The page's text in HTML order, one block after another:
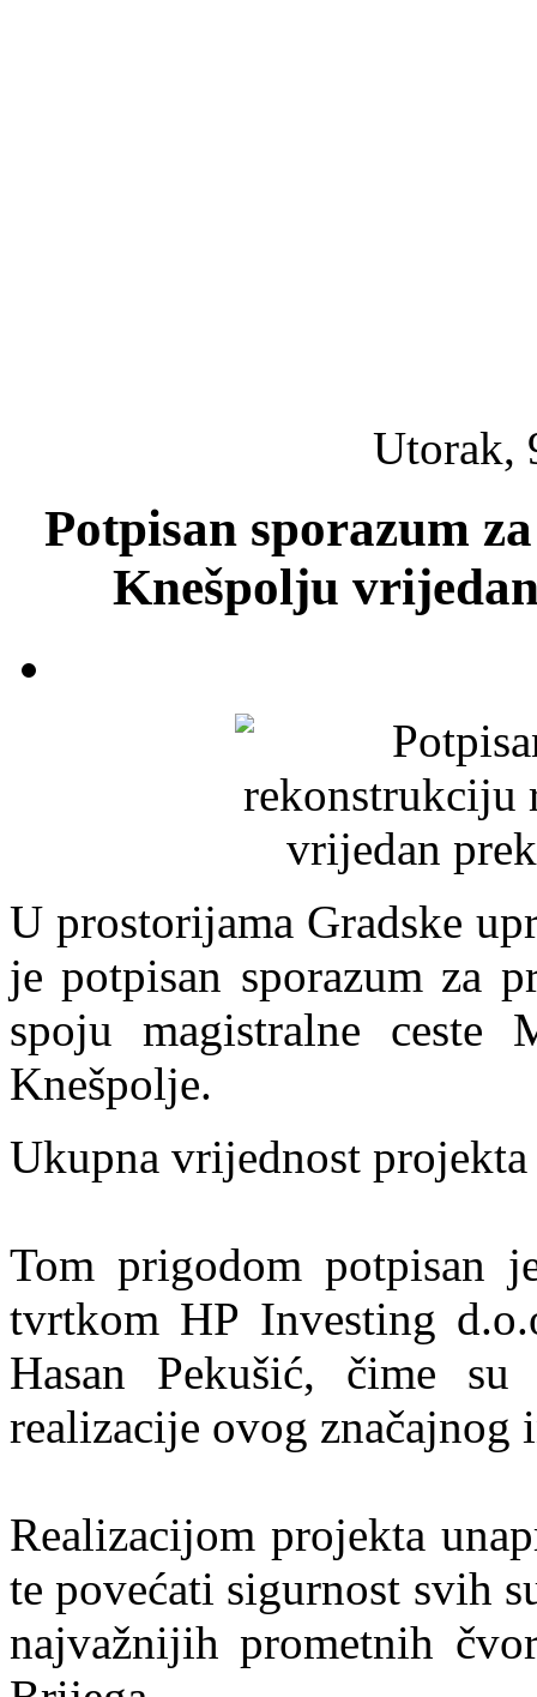
Utorak,
Potpisan sporazum
Knešpolju
U prostorijama Gradske
je potpisan sporazum za
spoju magistralne
Knešpolje.
Ukupna vrijednost
Tom prigodom potpisan
tvrtkom HP Investing
Hasan Pekušić, čime
realizacije ovog
Realizacijom projekta
te povećati sigurnost svih
najvažnijih prometnih